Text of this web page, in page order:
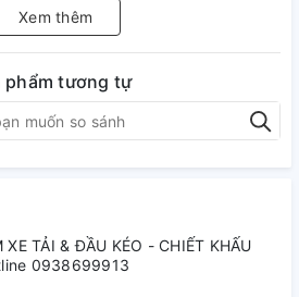
Xem thêm
phẩm tương tự
XE TẢI & ĐẦU KÉO - CHIẾT KHẤU
0938699913